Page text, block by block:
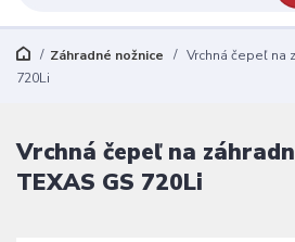
Záhradné nožnice
Vrchná čepeľ na
720Li
Vrchná čepeľ na
TEXAS GS 720Li